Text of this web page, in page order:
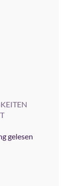
gelesen